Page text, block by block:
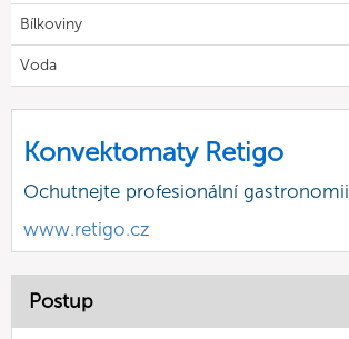
Bílkoviny
Voda
Konvektomaty Retigo
Ochutnejte profesionální gastronomii
www.retigo.cz
Postup